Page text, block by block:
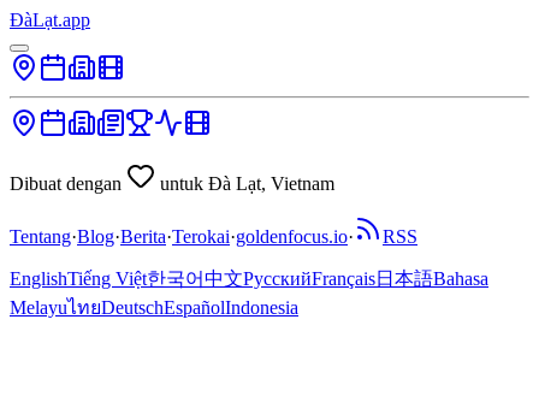
ĐàLạt.app
Dibuat dengan untuk Đà Lạt, Vietnam
Tentang·Blog·Berita·Terokai·goldenfocus.io· RSS
EnglishTiếng Việt한국어中文РусскийFrançais日本語Bahasa
MelayuไทยDeutschEspañolIndonesia